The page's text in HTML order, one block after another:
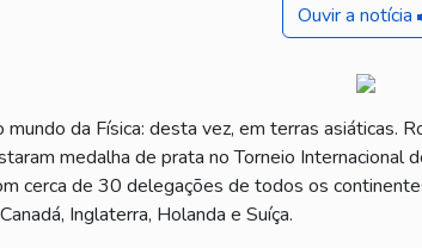
Ouvir a notícia
da Física: desta vez, em terras asiáticas.
medalha de prata no Torneio Internacional
cerca de 30 delegações de todos os
Inglaterra, Holanda e Suíça.